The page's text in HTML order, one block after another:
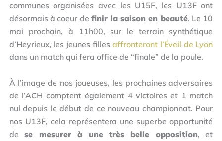
communes organisées avec les U15F, les U13F ont
désormais à coeur definir la saison en beauté. Le 10
mai prochain, à 11h00, sur le terrain synthétique
d’Heyrieux, les jeunes filles affronteront l’Éveil de Lyon
dans un match qui fera office de “finale” de la poule.
À l’image de nos joueuses, les prochaines adversaires
de l’ACH comptent également 4 victoires et 1 match
nul depuis le début de ce nouveau championnat. Pour
nos U13F, cela représentera une superbe opportunité
dese mesurer à une très belle opposition, et